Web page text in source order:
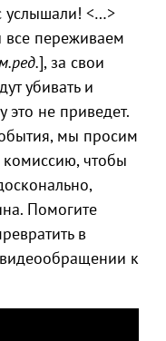
услышали! <…>
переживаем
], за свои
убивать и
это не приведет.
мы просим
чтобы
Помогите
в
к